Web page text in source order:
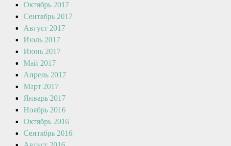
Октябрь 2017
Сентябрь 2017
Август 2017
Июль 2017
Июнь 2017
Май 2017
Апрель 2017
Март 2017
Январь 2017
Ноябрь 2016
Октябрь 2016
Сентябрь 2016